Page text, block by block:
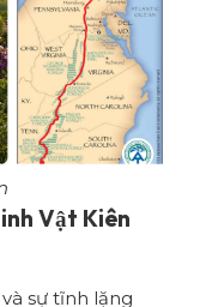
Vật Kiên
sự tĩnh lặng